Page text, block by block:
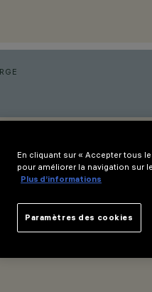
ONLINE
En cliquant sur « Accepter tous
pour améliorer la navigation sur
Plus d’informations
Paramètres des cookies